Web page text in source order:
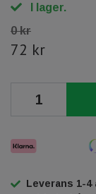
I lager.
0 kr
72 kr
Leverans 1-4